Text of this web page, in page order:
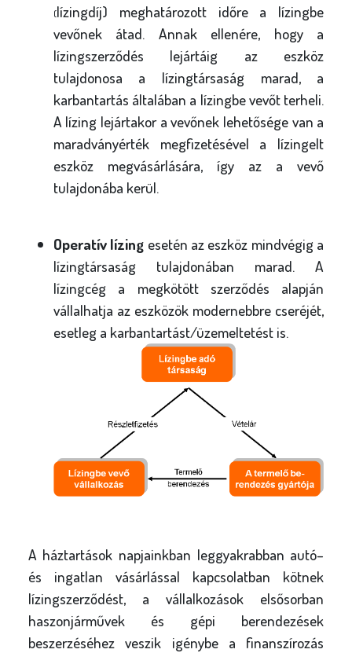
(lízingdíj) meghatározott időre a lízingbe
vevőnek átad. Annak ellenére, hogy a
lízingszerződés lejártáig az eszköz
tulajdonosa a lízingtársaság marad, a
karbantartás általában a lízingbe vevőt terheli.
A lízing lejártakor a vevőnek lehetősége van a
maradványérték megfizetésével a lízingelt
eszköz megvásárlására, így az a vevő
tulajdonába kerül.
Operatív lízing esetén az eszköz mindvégig a
lízingtársaság tulajdonában marad. A
lízingcég a megkötött szerződés alapján
vállalhatja az eszközök modernebbre cseréjét,
esetleg a karbantartást/üzemeltetést is.
A háztartások napjainkban leggyakrabban autó–
és ingatlan vásárlással kapcsolatban kötnek
lízingszerződést, a vállalkozások elsősorban
haszonjárművek és gépi berendezések
beszerzéséhez veszik igénybe a finanszírozás